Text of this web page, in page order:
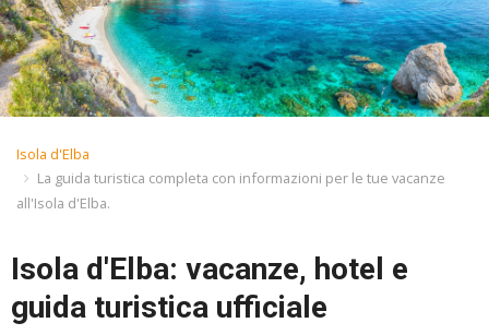
NED
FRA
DAN
SLO
Isola d'Elba
La guida turistica completa con informazioni per le tue vacanze
all'Isola d'Elba.
Isola d'Elba: vacanze, hotel e
guida turistica ufficiale